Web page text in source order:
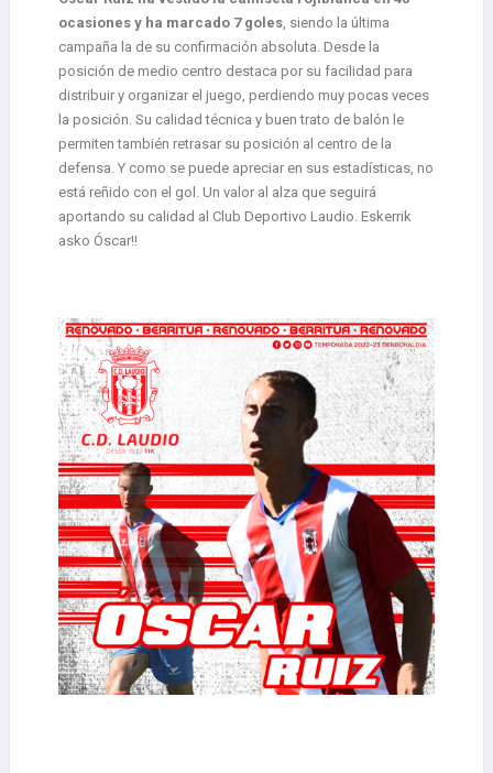
ocasiones y ha marcado 7 goles , siendo la última
campaña la de su confirmación absoluta. Desde la
posición de medio centro destaca por su facilidad para
distribuir y organizar el juego, perdiendo muy pocas veces
la posición. Su calidad técnica y buen trato de balón le
permiten también retrasar su posición al centro de la
defensa. Y como se puede apreciar en sus estadísticas, no
está reñido con el gol. Un valor al alza que seguirá
aportando su calidad al Club Deportivo Laudio. Eskerrik
asko Óscar!!